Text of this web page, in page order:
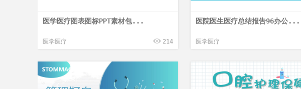
医学医疗图表图标PPT素材包...
医学医疗 214
医院医生医疗总结报告96办公...
医学医疗